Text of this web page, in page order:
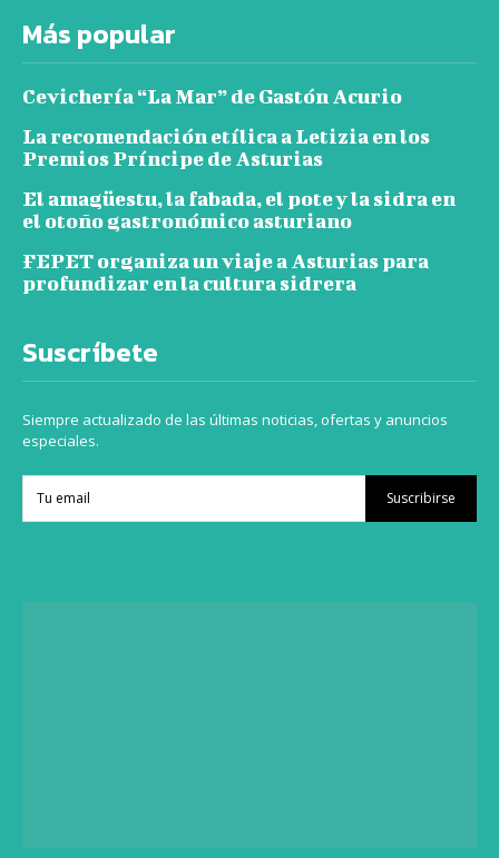
Más popular
Cevichería “La Mar” de Gastón Acurio
La recomendación etílica a Letizia en los
Premios Príncipe de Asturias
El amagüestu, la fabada, el pote y la sidra en
el otoño gastronómico asturiano
FEPET organiza un viaje a Asturias para
profundizar en la cultura sidrera
Suscríbete
Siempre actualizado de las últimas noticias, ofertas y anuncios
especiales.
Suscribirse